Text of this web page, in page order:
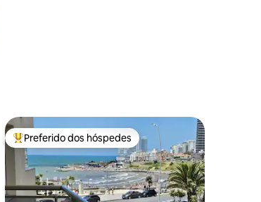
média de 5, 43 avaliações
Entre os melhores preferidos dos hóspedes
Preferido dos hóspedes